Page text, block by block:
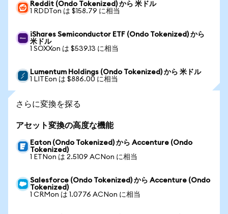
Reddit (Ondo Tokenized) から 米ドル
1 RDDTon は $158.79 に相当
iShares Semiconductor ETF (Ondo Tokenized) から
米ドル
1 SOXXon は $539.13 に相当
Lumentum Holdings (Ondo Tokenized) から 米ドル
1 LITEon は $886.00 に相当
さらに変換を探る
アセット変換の高度な機能
Eaton (Ondo Tokenized) から Accenture (Ondo
Tokenized)
1 ETNon は 2.5109 ACNon に相当
Salesforce (Ondo Tokenized) から Accenture (Ondo
Tokenized)
1 CRMon は 1.0776 ACNon に相当